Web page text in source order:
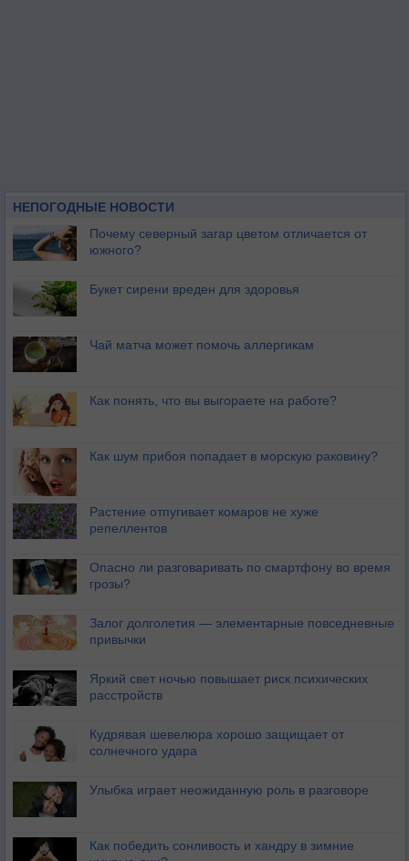
НЕПОГОДНЫЕ НОВОСТИ
Почему северный загар цветом отличается от
южного?
Букет сирени вреден для здоровья
Чай матча может помочь аллергикам
Как понять, что вы выгораете на работе?
Как шум прибоя попадает в морскую раковину?
Растение отпугивает комаров не хуже
репеллентов
Опасно ли разговаривать по смартфону во время
грозы?
Залог долголетия — элементарные повседневные
привычки
Яркий свет ночью повышает риск психических
расстройств
Кудрявая шевелюра хорошо защищает от
солнечного удара
Улыбка играет неожиданную роль в разговоре
Как победить сонливость и хандру в зимние